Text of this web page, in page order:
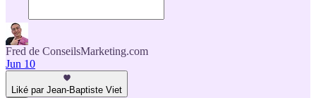
Fred de ConseilsMarketing.com
Jun 10
Liké par Jean-Baptiste Viet